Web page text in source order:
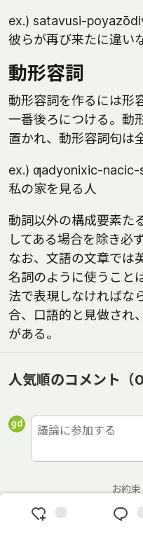
ex.) satavusi-
彼らが再び来たに違い
動形容詞
動形容詞を作るには形
一番後ろにつける。動
置かれ、動形容詞句は
ex.) ƣadyonixic-
私の家を見る人
動詞以外の構成要素た
してある場合を除き必
なお、文語の文章では
名詞のように使うこと
法で表現しなければな
合、口語的と見做され
がある。
人気順のコメント （
お約束